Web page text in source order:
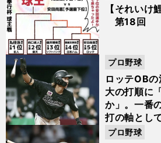
【それいけ
第18回
ちゃん出張版
ロッテOB
大の打順に
か」。一番
打の軸とし
プロ野球
プロ野球